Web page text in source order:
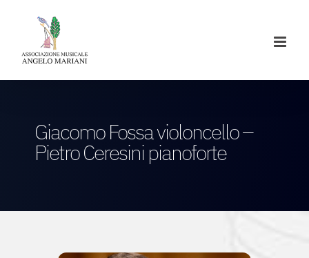
contenuto
Giacomo Fossa violoncello –
Pietro Ceresini pianoforte